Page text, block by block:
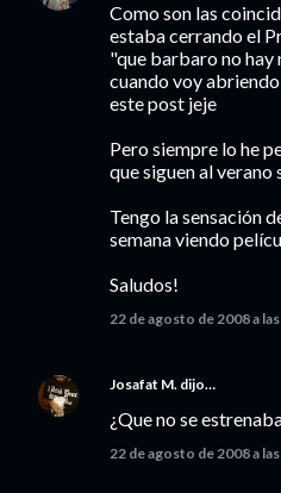
Como son las
estaba cerrando el
"que barbaro no hay
cuando voy
este post jeje
Pero siempre lo he
que siguen al verano
Tengo la sensación
semana viendo
Saludos!
22 de agosto de 2008 a las
Josafat M. dijo…
¿Que no se
22 de agosto de 2008 a las